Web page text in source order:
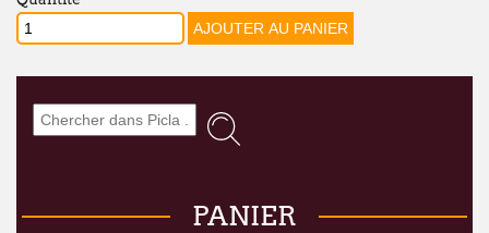
PANIER
Par ailleurs, en raison de ces mêmes
juillet
qu'à l'habitude.
remercions sincèrement pour votre